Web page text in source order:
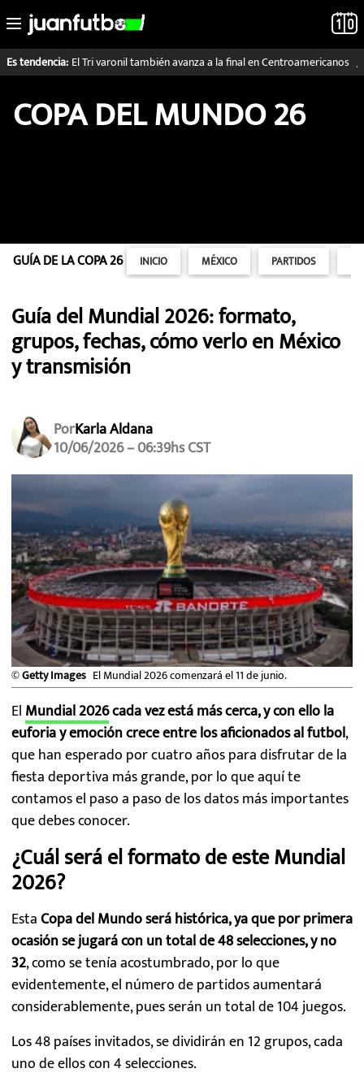
Saltar
al
contenido
Es tendencia: El Tri varonil también avanza a la final en Centroamericanos
LO ÚLTIMO
ATLANTE
FUTBOL INTERNACIONAL
MEXICANOS EN EL EXTRANJERO
FUTBOL ESTUFA
FÓRMULA 1
LIGA MX
NFL
COPA DEL MUNDO 26
GUÍA DE LA COPA 26 INICIO MÉXICO PARTIDOS
Guía del Mundial 2026: formato,
grupos, fechas, cómo verlo en México
y transmisión
PorKarla Aldana
10/06/2026 – 06:39hs CST
©Getty Images El Mundial 2026 comenzará el 11 de junio.
El Mundial 2026cada vez está más cerca, y con ello la
euforia y emoción crece entre los aficionados al futbol,
que han esperado por cuatro años para disfrutar de la
fiesta deportiva más grande, por lo que aquí te
contamos el paso a paso de los datos más importantes
que debes conocer.
¿Cuál será el formato de este Mundial
2026?
EstaCopa del Mundo será histórica, ya que por primera
ocasión se jugará con un total de 48 selecciones, y no
32, como se tenía acostumbrado, por lo que
evidentemente, el número de partidos aumentará
considerablemente, pues serán un total de 104 juegos.
Los 48 países invitados, se dividirán en 12 grupos, cada
uno de ellos con 4 selecciones.